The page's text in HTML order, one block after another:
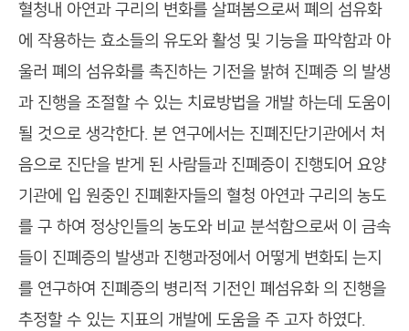
혈청내 아연과 구리의 변화를 살펴봄으로써 폐의 섬유화
에 작용하는 효소들의 유도와 활성 및 기능을 파악함과 아
울러 폐의 섬유화를 촉진하는 기전을 밝혀 진폐증 의 발생
과 진행을 조절할 수 있는 치료방법을 개발 하는데 도움이
될 것으로 생각한다. 본 연구에서는 진폐진단기관에서 처
음으로 진단을 받게 된 사람들과 진폐증이 진행되어 요양
기관에 입 원중인 진폐환자들의 혈청 아연과 구리의 농도
를 구 하여 정상인들의 농도와 비교 분석함으로써 이 금속
들이 진폐증의 발생과 진행과정에서 어떻게 변화되 는지
를 연구하여 진폐증의 병리적 기전인 폐섬유화 의 진행을
추정할 수 있는 지표의 개발에 도움을 주 고자 하였다.